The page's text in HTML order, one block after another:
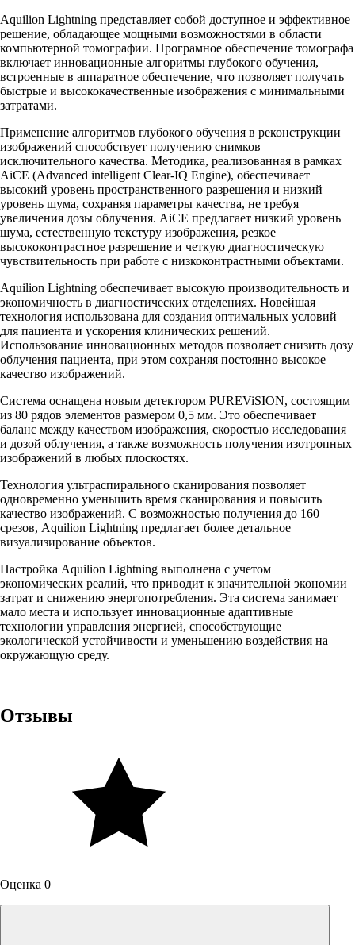
Aquilion Lightning представляет собой доступное и эффективное
решение, обладающее мощными возможностями в области
компьютерной томографии. Програмное обеспечение томографа
включает инновационные алгоритмы глубокого обучения,
встроенные в аппаратное обеспечение, что позволяет получать
быстрые и высококачественные изображения с минимальными
затратами.
Применение алгоритмов глубокого обучения в реконструкции
изображений способствует получению снимков
исключительного качества. Методика, реализованная в рамках
AiCE (Advanced intelligent Clear-IQ Engine), обеспечивает
высокий уровень пространственного разрешения и низкий
уровень шума, сохраняя параметры качества, не требуя
увеличения дозы облучения. AiCE предлагает низкий уровень
шума, естественную текстуру изображения, резкое
высококонтрастное разрешение и четкую диагностическую
чувствительность при работе с низкоконтрастными объектами.
Aquilion Lightning обеспечивает высокую производительность и
экономичность в диагностических отделениях. Новейшая
технология использована для создания оптимальных условий
для пациента и ускорения клинических решений.
Использование инновационных методов позволяет снизить дозу
облучения пациента, при этом сохраняя постоянно высокое
качество изображений.
Система оснащена новым детектором PUREViSION, состоящим
из 80 рядов элементов размером 0,5 мм. Это обеспечивает
баланс между качеством изображения, скоростью исследования
и дозой облучения, а также возможность получения изотропных
изображений в любых плоскостях.
Технология ультраспирального сканирования позволяет
одновременно уменьшить время сканирования и повысить
качество изображений. С возможностью получения до 160
срезов, Aquilion Lightning предлагает более детальное
визуализирование объектов.
Настройка Aquilion Lightning выполнена с учетом
экономических реалий, что приводит к значительной экономии
затрат и снижению энергопотребления. Эта система занимает
мало места и использует инновационные адаптивные
технологии управления энергией, способствующие
экологической устойчивости и уменьшению воздействия на
окружающую среду.
Отзывы
Оценка 0